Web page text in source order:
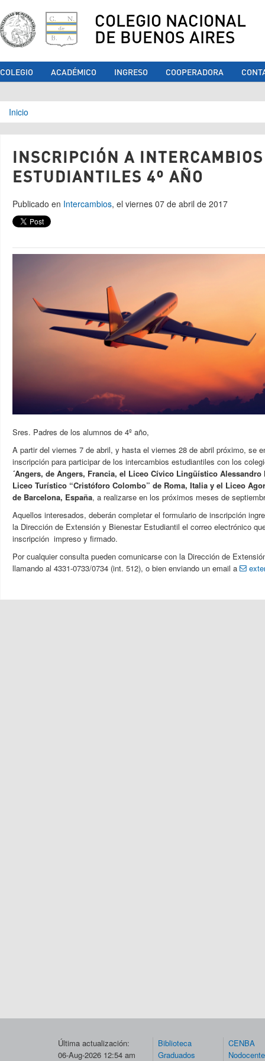
COLEGIO NACIONAL
DE BUENOS AIRES
COLEGIO ACADÉMICO INGRESO COOPERADORA
Se encuentra usted aquí
Inicio
INSCRIPCIÓN A INTERCAMBIOS
ESTUDIANTILES 4º AÑO
Publicado en Intercambios, el viernes 07 de abril de 2017
Sres. Padres de los alumnos de 4º año,
A partir del viernes 7 de abril, y hasta el viernes 28 de abril próximo, se
inscripción para participar de los intercambios estudiantiles con los
´Angers, de Angers, Francia, el Liceo Cívico Lingüístico
Liceo Turístico “Cristóforo Colombo” de Roma, Italia y el Liceo
de Barcelona, España, a realizarse en los próximos meses de
Aquellos interesados, deberán completar el formulario de inscripción
la Dirección de Extensión y Bienestar Estudiantil el correo electrónico
inscripción impreso y firmado.
Por cualquier consulta pueden comunicarse con la Dirección de
llamando al 4331-0733/0734 (int. 512), o bien enviando un email a
Última actualización:
06-Aug-2026 12:54 am
Biblioteca
Graduados
CENBA